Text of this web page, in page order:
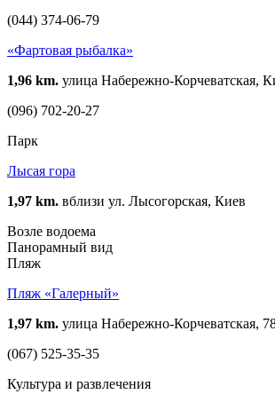
(044) 374-06-79
«Фартовая рыбалка»
1,96 km. улица Набережно-Корчеватская,
(096) 702-20-27
Парк
Лысая гора
1,97 km. вблизи ул. Лысогорская, Киев
Возле водоема
Панорамный вид
Пляж
Пляж «Галерный»
1,97 km. улица Набережно-Корчеватская,
(067) 525-35-35
Культура и развлечения